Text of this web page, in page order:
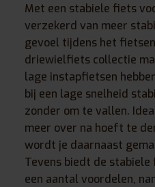
Met een stabiele fiets
verzekerd van meer
gevoel tijdens het
driewielfiets collectie
lage instapfietsen
bij een lage snelheid
zonder om te vallen.
meer over na hoeft te
wordt je daarnaast
Tevens biedt de
een aantal voordelen,